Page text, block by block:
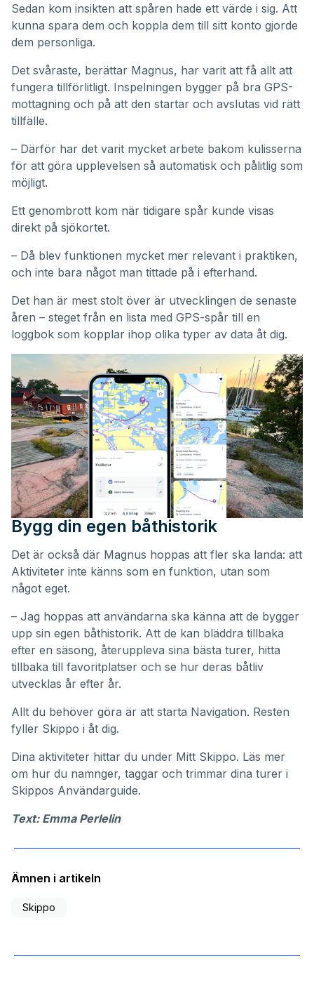
Sedan kom insikten att spåren hade ett värde i sig. Att
kunna spara dem och koppla dem till sitt konto gjorde
dem personliga.
Det svåraste, berättar Magnus, har varit att få allt att
fungera tillförlitligt. Inspelningen bygger på bra GPS-
mottagning och på att den startar och avslutas vid rätt
tillfälle.
– Därför har det varit mycket arbete bakom kulisserna
för att göra upplevelsen så automatisk och pålitlig som
möjligt.
Ett genombrott kom när tidigare spår kunde visas
direkt på sjökortet.
– Då blev funktionen mycket mer relevant i praktiken,
och inte bara något man tittade på i efterhand.
Det han är mest stolt över är utvecklingen de senaste
åren – steget från en lista med GPS-spår till en
loggbok som kopplar ihop olika typer av data åt dig.
Bygg din egen båthistorik
Det är också där Magnus hoppas att fler ska landa: att
Aktiviteter inte känns som en funktion, utan som
något eget.
– Jag hoppas att användarna ska känna att de bygger
upp sin egen båthistorik. Att de kan bläddra tillbaka
efter en säsong, återuppleva sina bästa turer, hitta
tillbaka till favoritplatser och se hur deras båtliv
utvecklas år efter år.
Allt du behöver göra är att starta Navigation. Resten
fyller Skippo i åt dig.
Dina aktiviteter hittar du under Mitt Skippo. Läs mer
om hur du namnger, taggar och trimmar dina turer i
Skippos Användarguide.
Text: Emma Perlelin
Ämnen i artikeln
Skippo